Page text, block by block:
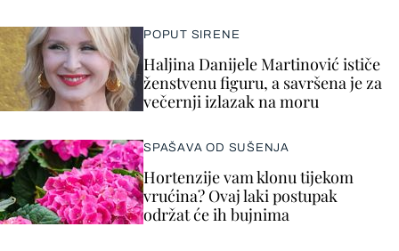
POPUT SIRENE
Haljina Danijele Martinović ističe
ženstvenu figuru, a savršena je za
večernji izlazak na moru
SPAŠAVA OD SUŠENJA
Hortenzije vam klonu tijekom
vrućina? Ovaj laki postupak
održat će ih bujnima